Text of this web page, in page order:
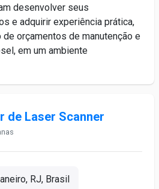
desenvolver seus
e adquirir experiência prática,
de orçamentos de manutenção e
em um ambiente
de Laser Scanner
RJ, Brasil